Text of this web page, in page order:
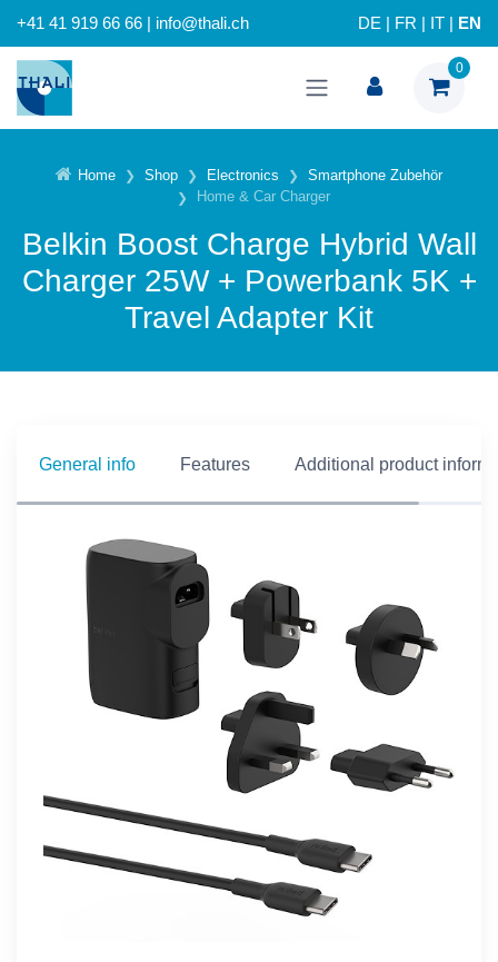
+41 41 919 66 66 | info@thali.ch DE FR IT EN
0
Home Shop Electronics
Smartphone Zubehör
Home & Car Charger
Belkin Boost Charge Hybrid Wall
Charger 25W + Powerbank 5K +
Travel Adapter Kit
General info Features Additional product